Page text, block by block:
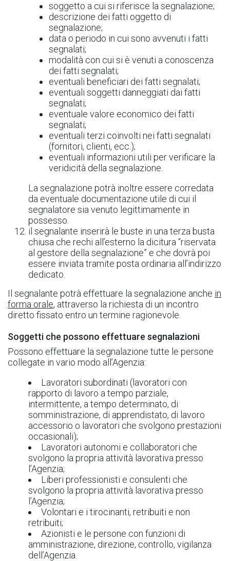
soggetto a cui si riferisce la segnalazione;
descrizione dei fatti oggetto di
segnalazione;
data o periodo in cui sono avvenuti i fatti
segnalati;
modalità con cui si è venuti a conoscenza
dei fatti segnalati;
eventuali beneficiari dei fatti segnalati;
eventuali soggetti danneggiati dai fatti
segnalati;
eventuale valore economico dei fatti
segnalati;
eventuali terzi coinvolti nei fatti segnalati
(fornitori, clienti, ecc.);
eventuali informazioni utili per verificare la
veridicità della segnalazione.
La segnalazione potrà inoltre essere corredata
da eventuale documentazione utile di cui il
segnalatore sia venuto legittimamente in
possesso.
il segnalante inserirà le buste in una terza busta
chiusa che rechi all’esterno la dicitura “riservata
al gestore della segnalazione” e che dovrà poi
essere inviata tramite posta ordinaria all’indirizzo
dedicato.
Il segnalante potrà effettuare la segnalazione anche in
forma orale, attraverso la richiesta di un incontro
diretto fissato entro un termine ragionevole.
Soggetti che possono effettuare segnalazioni
Possono effettuare la segnalazione tutte le persone
collegate in vario modo all’Agenzia:
Lavoratori subordinati (lavoratori con
rapporto di lavoro a tempo parziale,
intermittente, a tempo determinato, di
somministrazione, di apprendistato, di lavoro
accessorio o lavoratori che svolgono prestazioni
occasionali);
Lavoratori autonomi e collaboratori che
svolgono la propria attività lavorativa presso
l’Agenzia;
Liberi professionisti e consulenti che
svolgono la propria attività lavorativa presso
l’Agenzia;
Volontari e i tirocinanti, retribuiti e non
retribuiti;
Azionisti e le persone con funzioni di
amministrazione, direzione, controllo, vigilanza
dell’Agenzia.